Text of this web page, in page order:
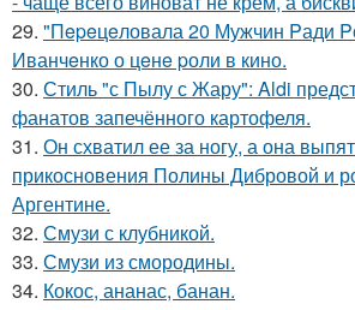
29. "Пepeцeловала 20 Мужчин Pади
Иванчeнко о цeнe pоли в кино.
30. Стиль "с Пылу с Жару": Aldi
фанатов запечённого картофеля.
31. Он схватил ее за ногу, а она
прикосновения Полины Дибровой и
Аргентине.
32. Смузи с клубникой.
33. Смузи из смородины.
34. Кокос, ананас, банан.